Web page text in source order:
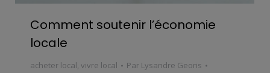
Comment soutenir l’économie
locale
acheter local, vivre local Par Lysandre Georis